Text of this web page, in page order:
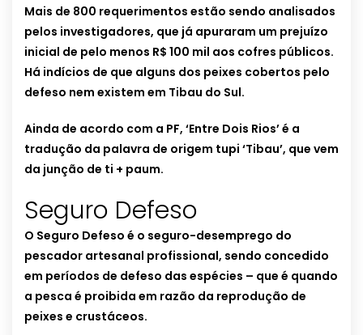
Mais de 800 requerimentos estão sendo analisados
pelos investigadores, que já apuraram um prejuízo
inicial de pelo menos R$ 100 mil aos cofres públicos.
Há indícios de que alguns dos peixes cobertos pelo
defeso nem existem em Tibau do Sul.
Ainda de acordo com a PF, ‘Entre Dois Rios’ é a
tradução da palavra de origem tupi ‘Tibau’, que vem
da junção de ti + paum.
Seguro Defeso
O Seguro Defeso é o seguro-desemprego do
pescador artesanal profissional, sendo concedido
em períodos de defeso das espécies – que é quando
a pesca é proibida em razão da reprodução de
peixes e crustáceos.